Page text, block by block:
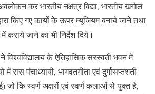
कर भारतीय नक्षत्र विद्या, भारतीय खगोल
किए गए कार्यो के ऊपर म्यूजियम बनाये जाने तथा
कराये जाने का भी निर्देश दिये।
विश्वविद्यालय के ऐतिहासिक सरस्वती भवन में
में रास पंचाध्यायी, भागवतगीता एवं दुर्गासप्तशती
जो कि स्वर्ण अक्षरों एवं स्वर्ण कलाओं से युक्त है,